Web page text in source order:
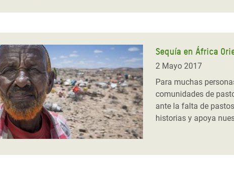
Sequía en África
2 Mayo 2017
Para muchas
comunidades de
ante la falta de
historias y apoya